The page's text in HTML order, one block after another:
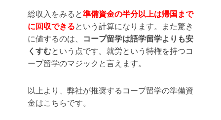
総収入をみると準備資金の半分以上は帰国まで
に回収できるという計算になります。また驚き
に値するのは、
コープ留学は語学留学よりも安
くすむという点です。就労という特権を持つコ
ープ留学のマジックと言えます。
以上より、弊社が推奨するコープ留学の準備資
金はこちらです。